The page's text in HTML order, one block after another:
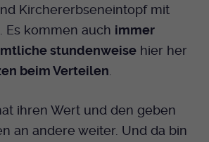
Kirchererbseneintopf mit
Es kommen auch immer
stundenweise hier her
beim Verteilen
ihren Wert und den geben
an andere weiter. Und da bin